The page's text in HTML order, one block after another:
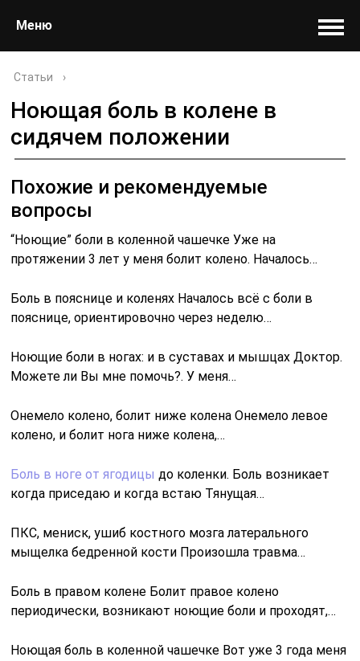
Меню
Статьи ›
Ноющая боль в колене в
сидячем положении
Похожие и рекомендуемые
вопросы
“Ноющие” боли в коленной чашечке Уже на
протяжении 3 лет у меня болит колено. Началось…
Боль в пояснице и коленях Началось всё с боли в
пояснице, ориентировочно через неделю…
Ноющие боли в ногах: и в суставах и мышцах Доктор.
Можете ли Вы мне помочь?. У меня…
Онемело колено, болит ниже колена Онемело левое
колено, и болит нога ниже колена,…
Боль в ноге от ягодицы до коленки. Боль возникает
когда приседаю и когда встаю Тянущая…
ПКС, мениск, ушиб костного мозга латерального
мыщелка бедренной кости Произошла травма…
Боль в правом колене Болит правое колено
периодически, возникают ноющие боли и проходят,…
Ноющая боль в коленной чашечке Вот уже 3 года меня